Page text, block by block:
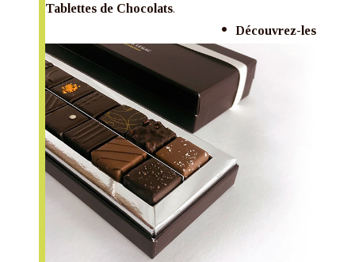
Tablettes de Chocolats.
Découvrez-les